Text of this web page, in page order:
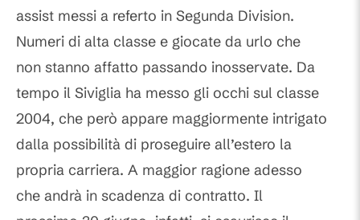
assist messi a referto in Segunda Division.
Numeri di alta classe e giocate da urlo che
non stanno affatto passando inosservate. Da
tempo il Siviglia ha messo gli occhi sul classe
2004, che però appare maggiormente intrigato
dalla possibilità di proseguire all’estero la
propria carriera. A maggior ragione adesso
che andrà in scadenza di contratto. Il